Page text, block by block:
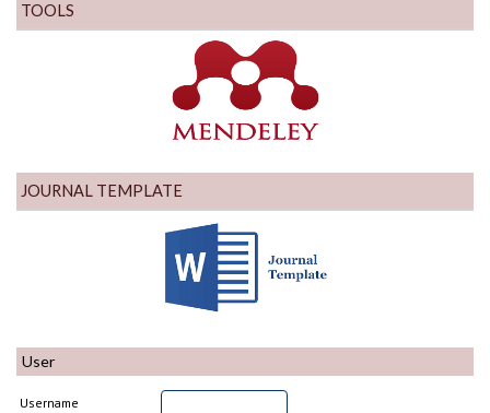
TOOLS
JOURNAL TEMPLATE
User
Username